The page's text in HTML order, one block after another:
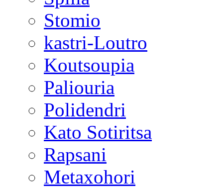
Stomio
kastri-Loutro
Koutsoupia
Paliouria
Polidendri
Kato Sotiritsa
Rapsani
Metaxohori